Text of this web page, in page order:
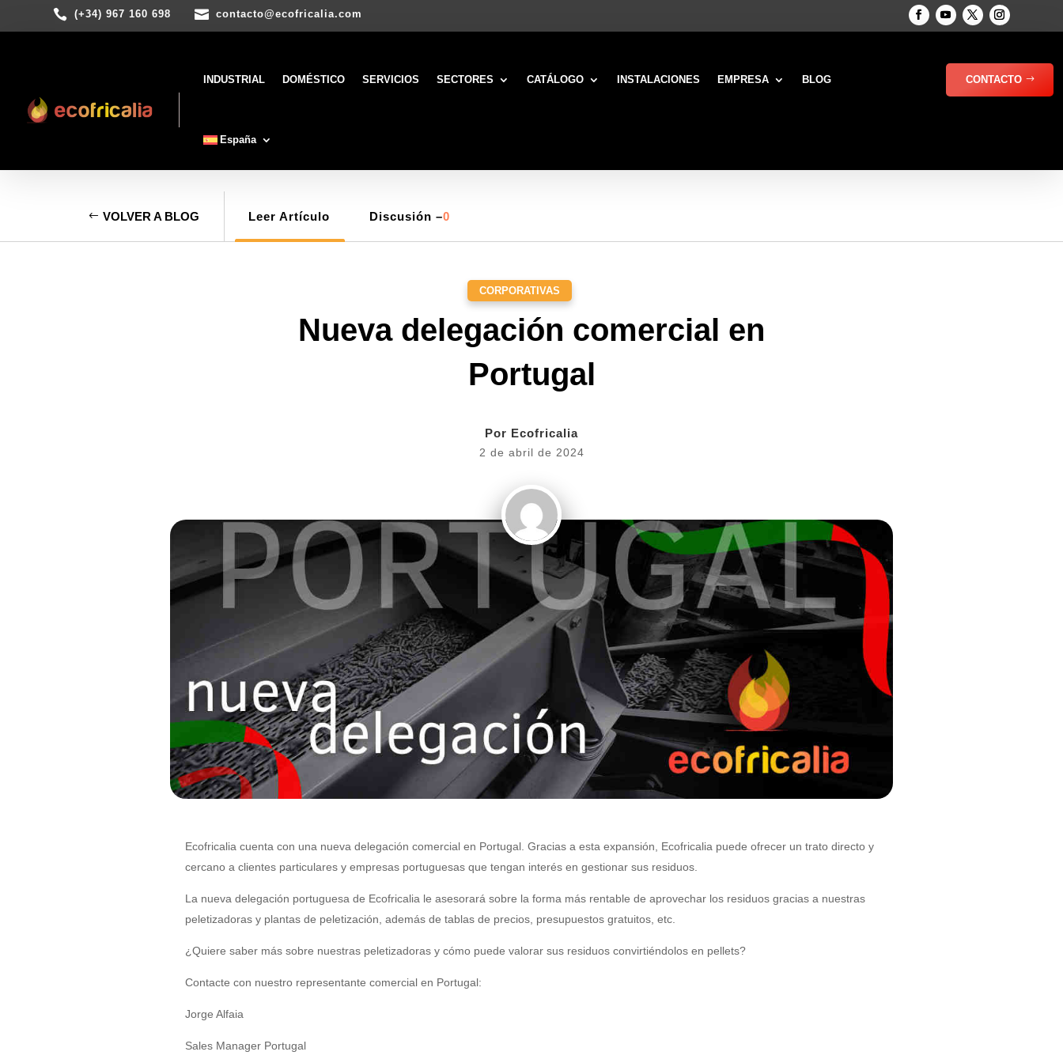
 (+34) 967 160 698  contacto@ecofricalia.com
INDUSTRIAL DOMÉSTICO SERVICIOS SECTORES CATÁLOGO INSTALACIONES EMPRESA BLOG
España
CONTACTO
VOLVER A BLOG Leer Artículo Discusión –0
CORPORATIVAS
Nueva delegación comercial en
Portugal
Por Ecofricalia
2 de abril de 2024
Ecofricalia cuenta con una nueva delegación comercial en Portugal. Gracias a esta expansión, Ecofricalia puede ofrecer un trato directo y
cercano a clientes particulares y empresas portuguesas que tengan interés en gestionar sus residuos.
La nueva delegación portuguesa de Ecofricalia le asesorará sobre la forma más rentable de aprovechar los residuos gracias a nuestras
peletizadoras y plantas de peletización, además de tablas de precios, presupuestos gratuitos, etc.
¿Quiere saber más sobre nuestras peletizadoras y cómo puede valorar sus residuos convirtiéndolos en pellets?
Contacte con nuestro representante comercial en Portugal:
Jorge Alfaia
Sales Manager Portugal